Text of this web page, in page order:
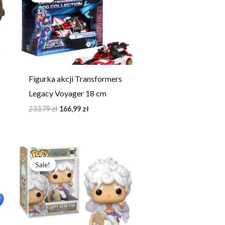
Figurka akcji Transformers
Legacy Voyager 18 cm
233,79zł
233,79 zł.
166,99 zł
166,99 zł.
Sale!
Sale!
Pierwotna
cena
wynosiła:
246,73 zł.
cena
wynosi:
189,79 zł.